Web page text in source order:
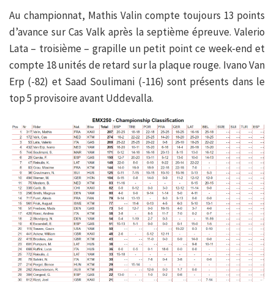
Au championnat, Mathis Valin compte toujours 13 points
d’avance sur Cas Valk après la septième épreuve. Valerio
Lata – troisième – grapille un petit point ce week-end et
compte 18 unités de retard sur la plaque rouge. Ivano Van
Erp (-82) et Saad Soulimani (-116) sont présents dans le
top 5 provisoire avant Uddevalla.